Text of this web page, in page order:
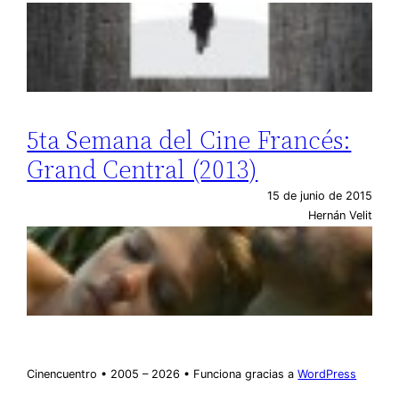
5ta Semana del Cine Francés:
Grand Central (2013)
15 de junio de 2015
Hernán Velit
Cinencuentro • 2005 – 2026 • Funciona gracias aWordPress